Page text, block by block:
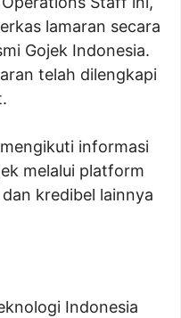
lamaran secara
Gojek Indonesia.
telah dilengkapi
informasi
melalui platform
kredibel lainnya
Indonesia